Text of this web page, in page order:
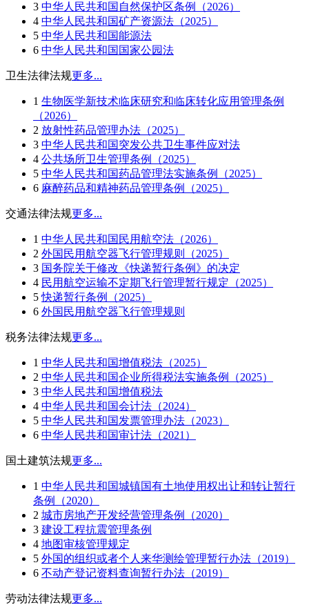
3 中华人民共和国自然保护区条例（2026）
4 中华人民共和国矿产资源法（2025）
5 中华人民共和国能源法
6 中华人民共和国国家公园法
卫生法律法规更多...
1 生物医学新技术临床研究和临床转化应用管理条例
（2026）
2 放射性药品管理办法（2025）
3 中华人民共和国突发公共卫生事件应对法
4 公共场所卫生管理条例（2025）
5 中华人民共和国药品管理法实施条例（2025）
6 麻醉药品和精神药品管理条例（2025）
交通法律法规更多...
1 中华人民共和国民用航空法（2026）
2 外国民用航空器飞行管理规则（2025）
3 国务院关于修改《快递暂行条例》的决定
4 民用航空运输不定期飞行管理暂行规定（2025）
5 快递暂行条例（2025）
6 外国民用航空器飞行管理规则
税务法律法规更多...
1 中华人民共和国增值税法（2025）
2 中华人民共和国企业所得税法实施条例（2025）
3 中华人民共和国增值税法
4 中华人民共和国会计法（2024）
5 中华人民共和国发票管理办法（2023）
6 中华人民共和国审计法（2021）
国土建筑法规更多...
1 中华人民共和国城镇国有土地使用权出让和转让暂行
条例（2020）
2 城市房地产开发经营管理条例（2020）
3 建设工程抗震管理条例
4 地图审核管理规定
5 外国的组织或者个人来华测绘管理暂行办法（2019）
6 不动产登记资料查询暂行办法（2019）
劳动法律法规更多...